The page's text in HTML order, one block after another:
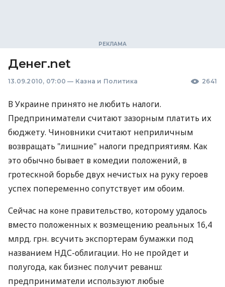
Денег.net
13.09.2010, 07:00 — Казна и Политика 2641
В Украине принято не любить налоги.
Предприниматели считают зазорным платить их
бюджету. Чиновники считают неприличным
возвращать "лишние" налоги предприятиям. Как
это обычно бывает в комедии положений, в
гротескной борьбе двух нечистых на руку героев
успех попеременно сопутствует им обоим.
Сейчас на коне правительство, которому удалось
вместо положенных к возмещению реальных 16,4
млрд. грн. всучить экспортерам бумажки под
названием НДС-облигации. Но не пройдет и
полугода, как бизнес получит реванш:
предприниматели используют любые